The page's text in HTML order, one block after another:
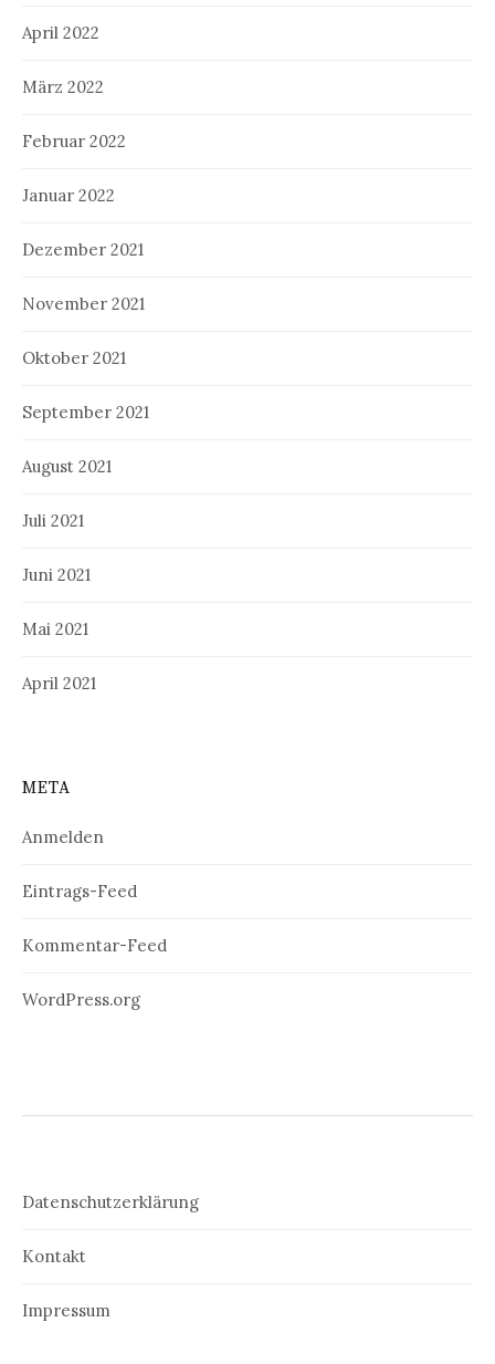
April 2022
März 2022
Februar 2022
Januar 2022
Dezember 2021
November 2021
Oktober 2021
September 2021
August 2021
Juli 2021
Juni 2021
Mai 2021
April 2021
META
Anmelden
Eintrags-Feed
Kommentar-Feed
WordPress.org
Datenschutzerklärung
Kontakt
Impressum